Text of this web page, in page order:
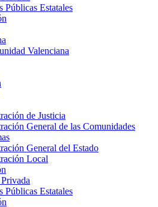
Públicas Estatales
Valenciana
de Justicia
General de las Comunidades
General del Estado
Local
Públicas Estatales